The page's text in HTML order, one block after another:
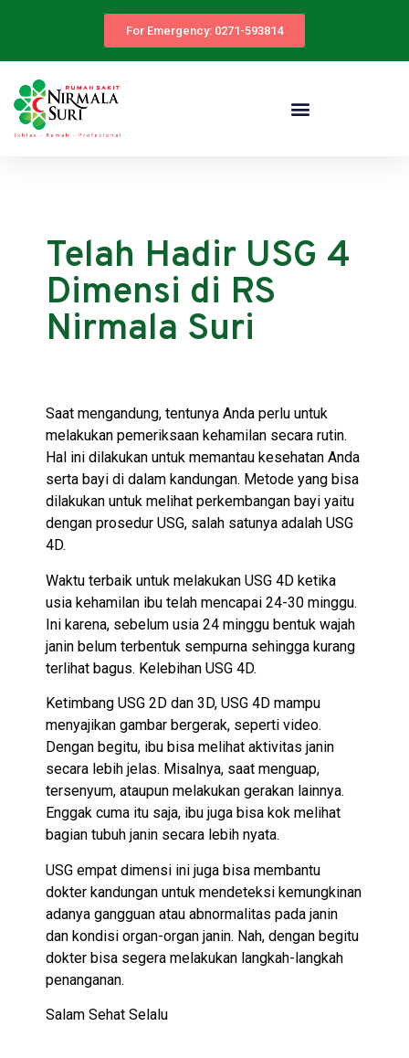
For Emergency: 0271-593814
Telah Hadir USG 4
Dimensi di RS
Nirmala Suri
Saat mengandung, tentunya Anda perlu untuk
melakukan pemeriksaan kehamilan secara rutin.
Hal ini dilakukan untuk memantau kesehatan Anda
serta bayi di dalam kandungan. Metode yang bisa
dilakukan untuk melihat perkembangan bayi yaitu
dengan prosedur USG, salah satunya adalah USG
4D.
Waktu terbaik untuk melakukan USG 4D ketika
usia kehamilan ibu telah mencapai 24-30 minggu.
Ini karena, sebelum usia 24 minggu bentuk wajah
janin belum terbentuk sempurna sehingga kurang
terlihat bagus. Kelebihan USG 4D.
Ketimbang USG 2D dan 3D, USG 4D mampu
menyajikan gambar bergerak, seperti video.
Dengan begitu, ibu bisa melihat aktivitas janin
secara lebih jelas. Misalnya, saat menguap,
tersenyum, ataupun melakukan gerakan lainnya.
Enggak cuma itu saja, ibu juga bisa kok melihat
bagian tubuh janin secara lebih nyata.
USG empat dimensi ini juga bisa membantu
dokter kandungan untuk mendeteksi kemungkinan
adanya gangguan atau abnormalitas pada janin
dan kondisi organ-organ janin. Nah, dengan begitu
dokter bisa segera melakukan langkah-langkah
penanganan.
Salam Sehat Selalu